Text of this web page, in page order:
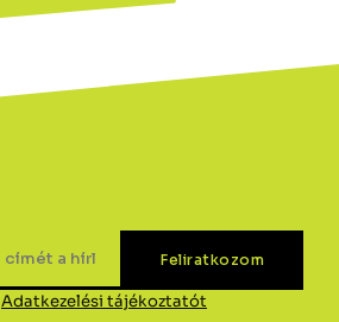
Adatkezelési tájékoztatót